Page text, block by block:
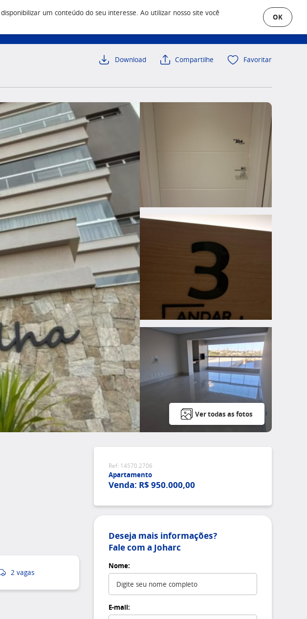
Construtora
Download Compartilhe Favoritar
Ver todas as fotos
2 vagas
Ref: 14570.2706
Apartamento
Venda: R$ 950.000,00
Deseja mais informações?
Fale com a Joharc
Nome:
E-mail:
um conteúdo do seu interesse. Ao utilizar nosso site você
OK